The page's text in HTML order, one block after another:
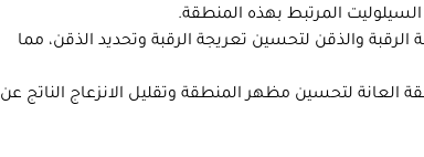
المرتبط بهذه المنطقة.
والذقن لتحسين تعريجة الرقبة وتحديد الذقن، مما
لتحسين مظهر المنطقة وتقليل الانزعاج الناتج عن